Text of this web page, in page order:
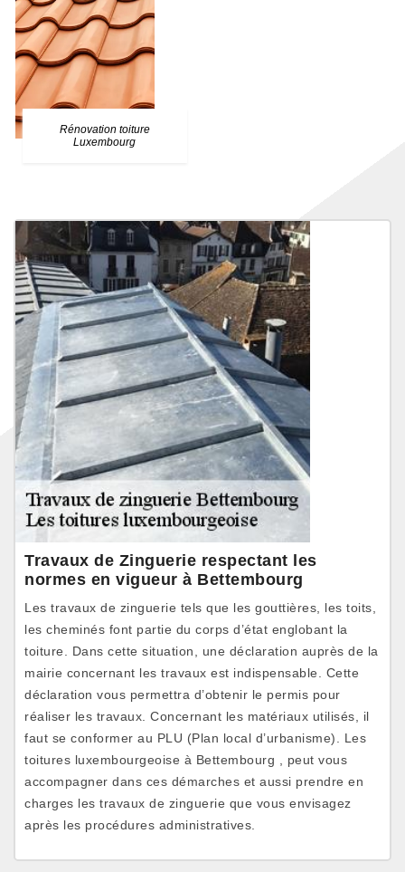
Rénovation toiture
Luxembourg
Travaux de Zinguerie respectant les
normes en vigueur à Bettembourg
Les travaux de zinguerie tels que les gouttières, les toits,
les cheminés font partie du corps d’état englobant la
toiture. Dans cette situation, une déclaration auprès de la
mairie concernant les travaux est indispensable. Cette
déclaration vous permettra d’obtenir le permis pour
réaliser les travaux. Concernant les matériaux utilisés, il
faut se conformer au PLU (Plan local d’urbanisme). Les
toitures luxembourgeoise à Bettembourg , peut vous
accompagner dans ces démarches et aussi prendre en
charges les travaux de zinguerie que vous envisagez
après les procédures administratives.